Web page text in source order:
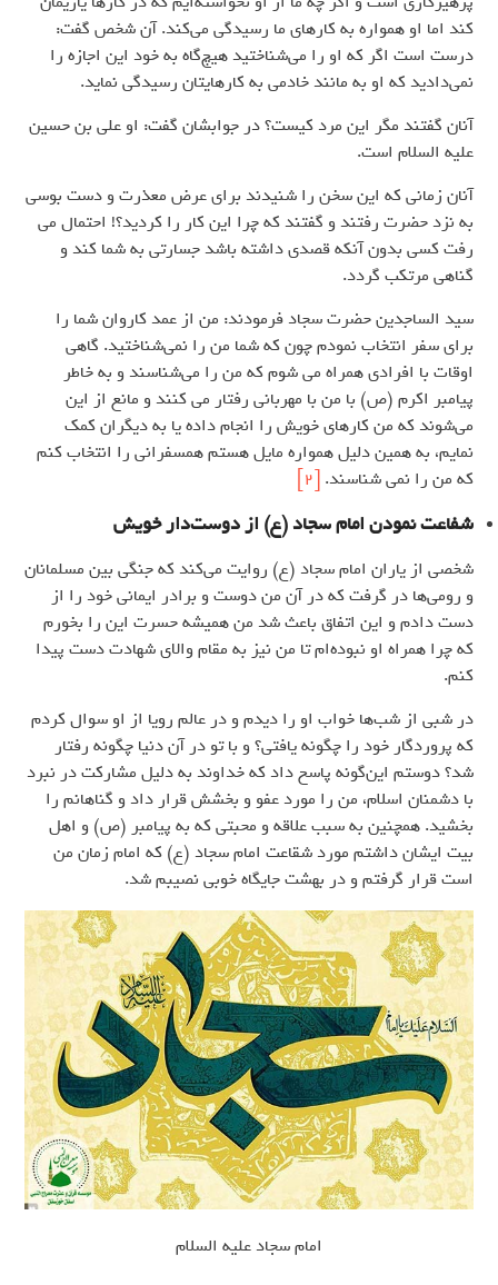
کند اما او همواره به کارهای ما رسیدگی می‌کند. آن شخص گفت:
درست است اگر که او را می‌شناختید هیچ‌گاه به خود این اجازه را
نمی‌دادید که او به مانند خادمی به کارهایتان رسیدگی نماید.
آنان گفتند مگر این مرد کیست؟ در جوابشان گفت: او علی بن حسین
علیه السلام است.
آنان زمانی که این سخن را شنیدند برای عرض معذرت و دست بوسی
به نزد حضرت رفتند و گفتند که چرا این کار را کردید؟! احتمال می
رفت کسی بدون آنکه قصدی داشته باشد جسارتی به شما کند و
گناهی مرتکب گردد.
سید الساجدین حضرت سجاد فرمودند: من از عمد کاروان شما را
برای سفر انتخاب نمودم چون که شما من را نمی‌شناختید. گاهی
اوقات با افرادی همراه می شوم که من را می‌شناسند و به خاطر
پیامبر اکرم (ص) با من با مهربانی رفتار می کنند و مانع از این
می‌شوند که من کارهای خویش را انجام داده یا به دیگران کمک
نمایم، به همین دلیل همواره مایل هستم همسفرانی را انتخاب کنم
که من را نمی شناسند. ‌ [2]
شفاعت نمودن امام سجاد (ع) از دوست‌دار خویش
شخصی از یاران امام سجاد (ع) روایت می‌کند که جنگی بین مسلمانان
و رومی‌ها در گرفت که در آن من دوست و برادر ایمانی خود را از
دست دادم و این اتفاق باعث شد من همیشه حسرت این را بخورم
که چرا همراه او نبوده‌ام تا من نیز به مقام والای شهادت دست پیدا
کنم.
در شبی از شب‌ها خواب او را دیدم و در عالم رویا از او سوال کردم
که پروردگار خود را چگونه یافتی؟ و با تو در آن دنیا چگونه رفتار
شد؟ دوستم این‌گونه پاسخ داد که خداوند به دلیل مشارکت در نبرد
با دشمنان اسلام، من را مورد عفو و بخشش قرار داد و گناهانم را
بخشید. همچنین به سبب علاقه و محبتی که به پیامبر (ص) و اهل
بیت ایشان داشتم مورد شقاعت امام سجاد (ع) که امام زمان من
است قرار گرفتم و در بهشت جایگاه خوبی نصیبم شد.
امام سجاد علیه السلام